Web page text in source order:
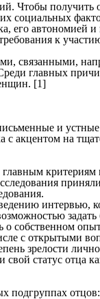
получить
социальных
его автономией и
к
связанными,
главных
[1]
и
с акцентом на
критериям
интервью,
собственном
с открытыми
зрелости
статус отца
подгруппах